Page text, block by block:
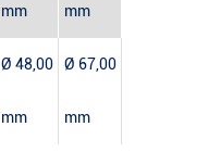
mm mm
Ø 48,00
mm
Ø 67,00
mm